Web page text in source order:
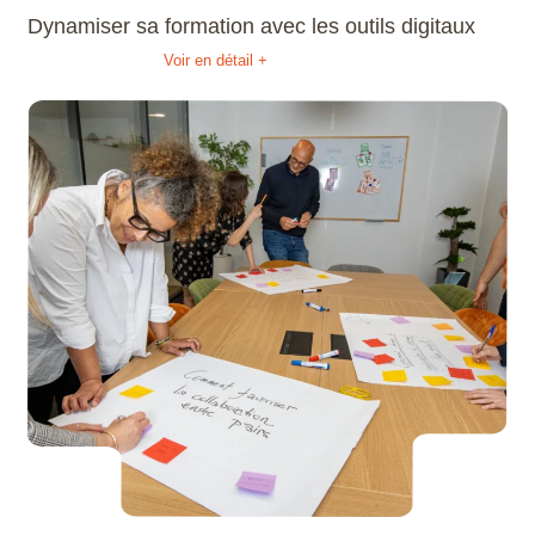
Dynamiser sa formation avec les outils digitaux
Voir en détail +